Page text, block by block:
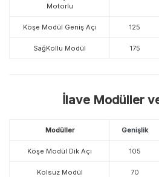
Motorlu
Köşe Modül Geniş Açı 125
SağKollu Modül 175
İlave Modüller
Modüller Genişlik
Köşe Modül Dik Açı 105
Kolsuz Modül 70